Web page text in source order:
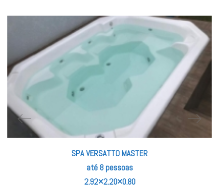
SPA VERSATTO MASTER
até 8 pessoas
2.92×2.20×0.80